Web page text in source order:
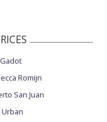
Romijn
San Juan
Urban